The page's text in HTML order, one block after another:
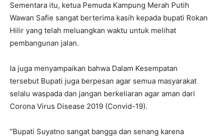
Sementara itu, ketua Pemuda Kampung Merah Putih
Wawan Safie sangat berterima kasih kepada bupati Rokan
Hilir yang telah meluangkan waktu untuk melihat
pembangunan jalan.
Ia juga menyampaikan bahwa Dalam Kesempatan
tersebut Bupati juga berpesan agar semua masyarakat
selalu waspada dan jangan berkeliaran agar aman dari
Corona Virus Disease 2019 (Convid-19).
“Bupati Suyatno sangat bangga dan senang karena